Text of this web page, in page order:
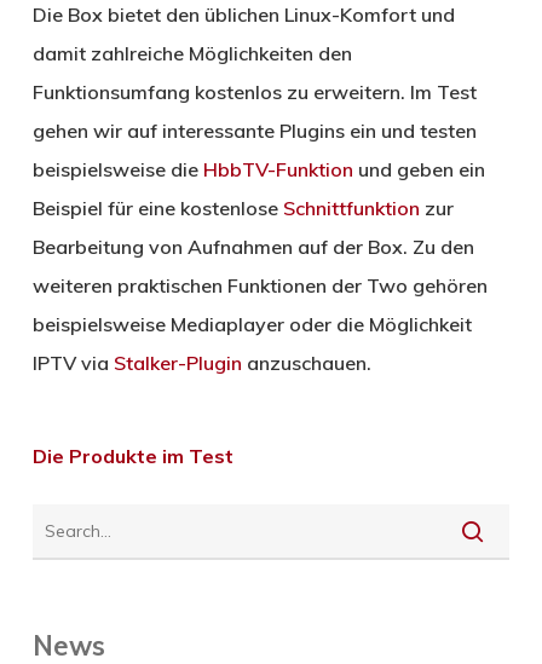
Die Box bietet den üblichen Linux-Komfort und
damit zahlreiche Möglichkeiten den
Funktionsumfang kostenlos zu erweitern. Im Test
gehen wir auf interessante Plugins ein und testen
beispielsweise die HbbTV-Funktion und geben ein
Beispiel für eine kostenlose Schnittfunktion zur
Bearbeitung von Aufnahmen auf der Box. Zu den
weiteren praktischen Funktionen der Two gehören
beispielsweise Mediaplayer oder die Möglichkeit
IPTV via Stalker-Plugin anzuschauen.
Die Produkte im Test
News